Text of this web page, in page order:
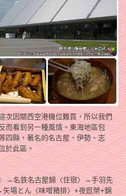
次因關西空港機位難買，所以我們
而看到另一種風情。東海地區包
四縣，著名的名古屋、伊勢、志
於此區。
→名鉄名古屋錦〈住宿〉→手羽先
場とん〈味噌豬排〉+夜逛榮+錦